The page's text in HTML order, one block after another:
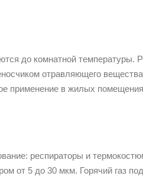
до комнатной температуры.
отравляющего
применение в жилых
респираторы и
от 5 до 30 мкм. Горячий газ